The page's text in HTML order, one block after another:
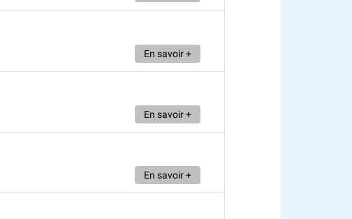
En savoir +
En savoir +
En savoir +